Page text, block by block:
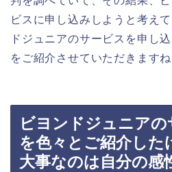
ビスに申し込みしようと考え
ドジュニアのサービスを申し
をご紹介させていただきますね
ビヨンドジュニアの
を色々とご紹介した
大事なのは自分の感